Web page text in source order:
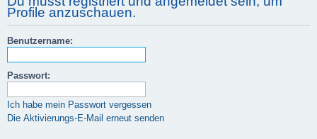
Profile anzuschauen.
Benutzername:
Passwort:
Ich habe mein Passwort vergessen
Die Aktivierungs-E-Mail erneut senden